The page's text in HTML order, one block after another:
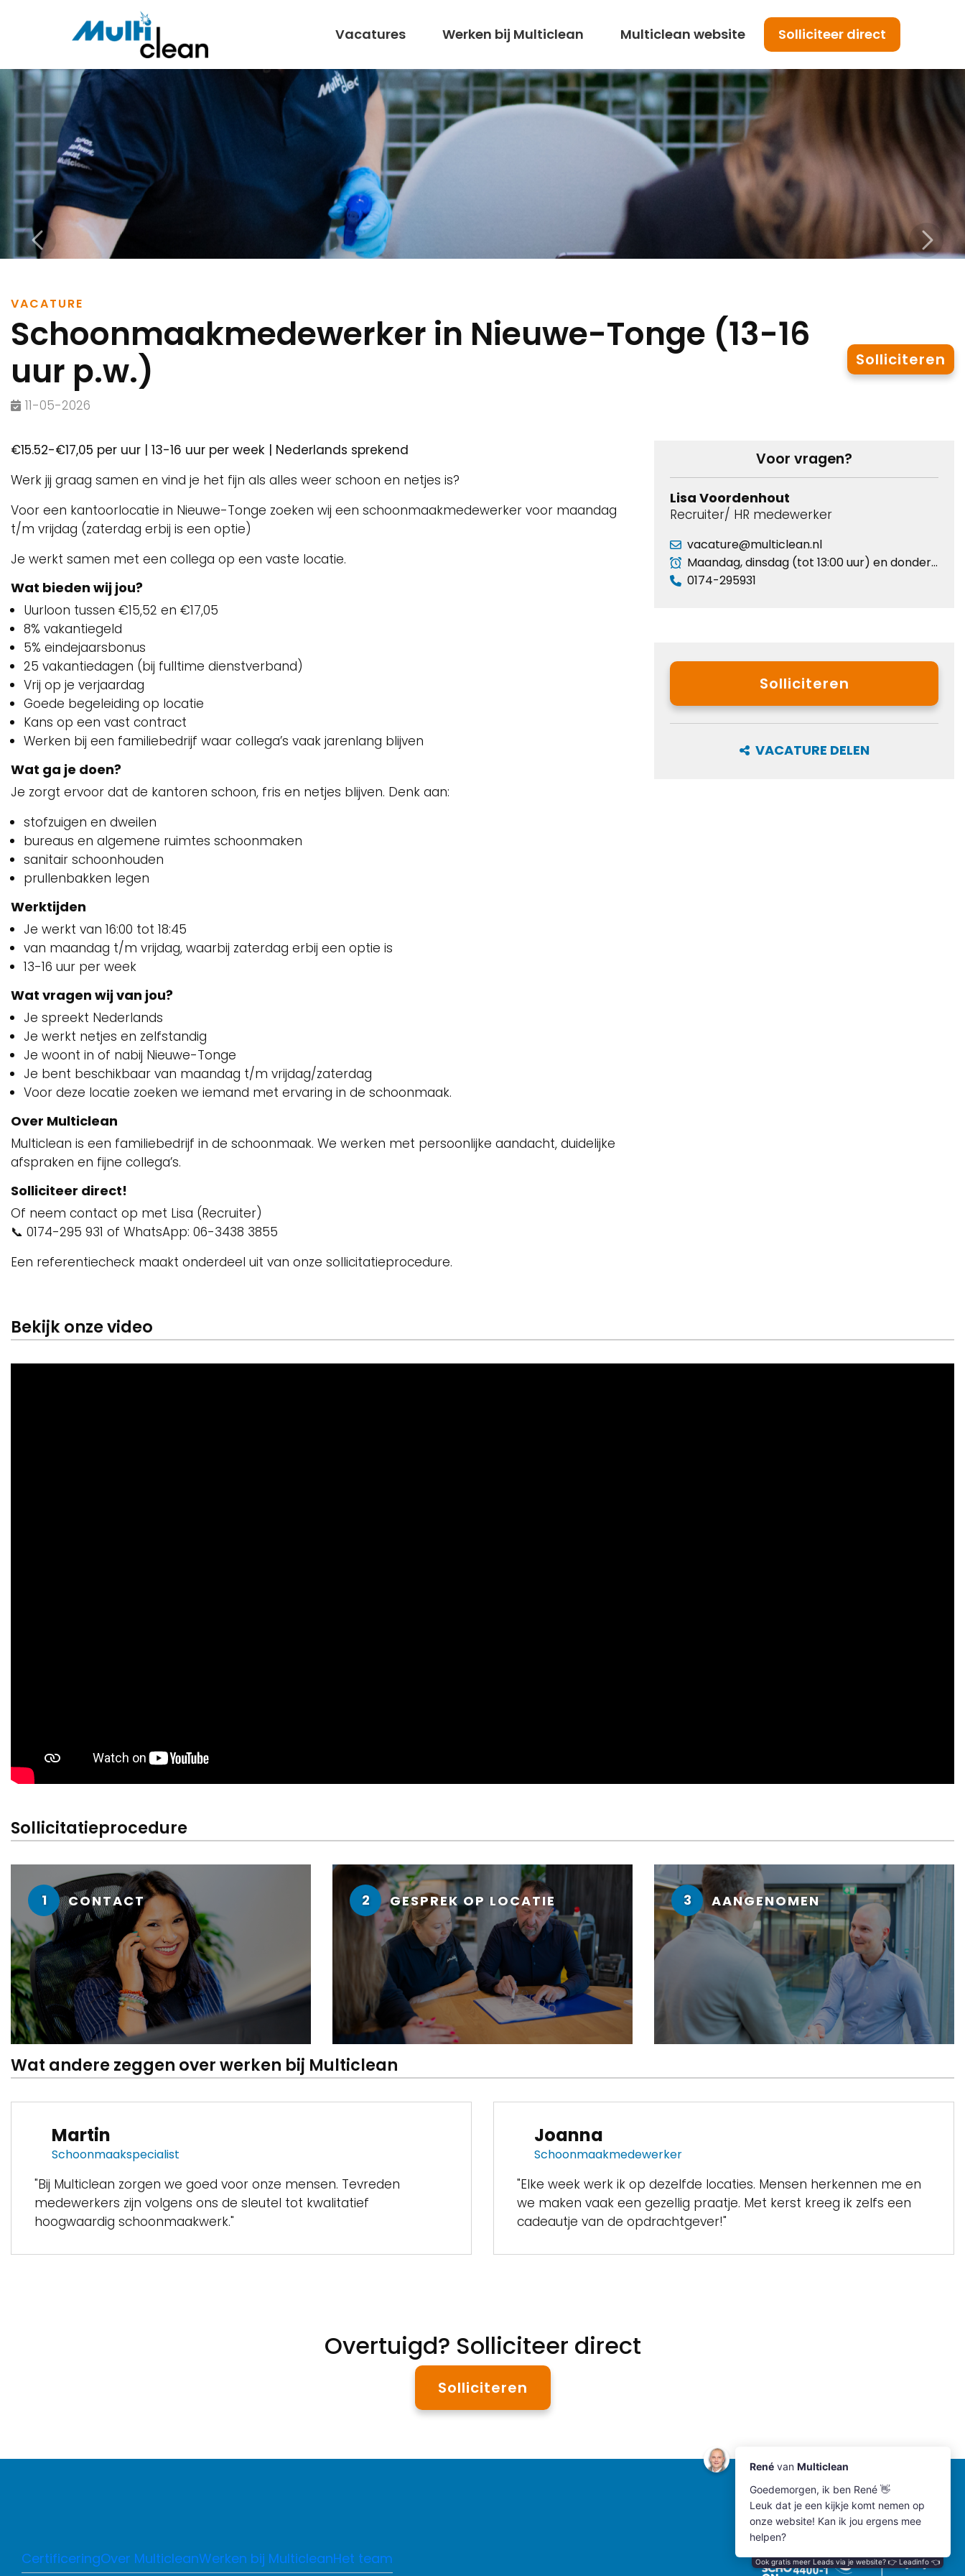
Vacatures Werken bij Multiclean Multiclean website Solliciteer direct
VACATURE
Schoonmaakmedewerker in Nieuwe-Tonge (13-16
uur p.w.)
11-05-2026
Solliciteren
€15.52-€17,05 per uur | 13-16 uur per week | Nederlands sprekend
Werk jij graag samen en vind je het fijn als alles weer schoon en netjes is?
Voor een kantoorlocatie in Nieuwe-Tonge zoeken wij een schoonmaakmedewerker voor maandag
t/m vrijdag (zaterdag erbij is een optie)
Je werkt samen met een collega op een vaste locatie.
Wat bieden wij jou?
Uurloon tussen €15,52 en €17,05
8% vakantiegeld
5% eindejaarsbonus
25 vakantiedagen (bij fulltime dienstverband)
Vrij op je verjaardag
Goede begeleiding op locatie
Kans op een vast contract
Werken bij een familiebedrijf waar collega’s vaak jarenlang blijven
Wat ga je doen?
Je zorgt ervoor dat de kantoren schoon, fris en netjes blijven. Denk aan:
stofzuigen en dweilen
bureaus en algemene ruimtes schoonmaken
sanitair schoonhouden
prullenbakken legen
Werktijden
Je werkt van 16:00 tot 18:45
van maandag t/m vrijdag, waarbij zaterdag erbij een optie is
13-16 uur per week
Wat vragen wij van jou?
Je spreekt Nederlands
Je werkt netjes en zelfstandig
Je woont in of nabij Nieuwe-Tonge
Je bent beschikbaar van maandag t/m vrijdag/zaterdag
Voor deze locatie zoeken we iemand met ervaring in de schoonmaak.
Over Multiclean
Multiclean is een familiebedrijf in de schoonmaak. We werken met persoonlijke aandacht, duidelijke
afspraken en fijne collega’s.
Solliciteer direct!
Of neem contact op met Lisa (Recruiter)
📞 0174-295 931 of WhatsApp: 06-3438 3855
Een referentiecheck maakt onderdeel uit van onze sollicitatieprocedure.
Voor vragen?
Lisa Voordenhout
Recruiter/ HR medewerker
vacature@multiclean.nl
Maandag, dinsdag (tot 13:00 uur) en donderdag
0174-295931
Solliciteren
VACATURE DELEN
Bekijk onze video
Sollicitatieprocedure
1 CONTACT 2 GESPREK OP LOCATIE 3 AANGENOMEN
Wat andere zeggen over werken bij Multiclean
Martin
Schoonmaakspecialist
"Bij Multiclean zorgen we goed voor onze mensen. Tevreden
medewerkers zijn volgens ons de sleutel tot kwalitatief
hoogwaardig schoonmaakwerk."
Joanna
Schoonmaakmedewerker
"Elke week werk ik op dezelfde locaties. Mensen herkennen me en
we maken vaak een gezellig praatje. Met kerst kreeg ik zelfs een
cadeautje van de opdrachtgever!"
Overtuigd? Solliciteer direct
Solliciteren
CertificeringOver MulticleanWerken bij MulticleanHet team